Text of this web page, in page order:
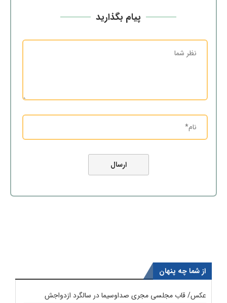
پیام بگذارید
از شما چه پنهان
عکس/ قاب مجلسی مجری صداوسیما در سالگرد ازدواجش